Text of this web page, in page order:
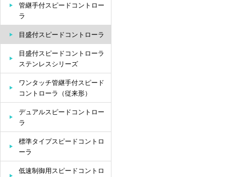
管継手付スピードコントロー
ラ
目盛付スピードコントローラ
目盛付スピードコントローラ
ステンレスシリーズ
ワンタッチ管継手付スピード
コントローラ（従来形）
デュアルスピードコントロー
ラ
標準タイプスピードコントロ
ーラ
低速制御用スピードコントロ